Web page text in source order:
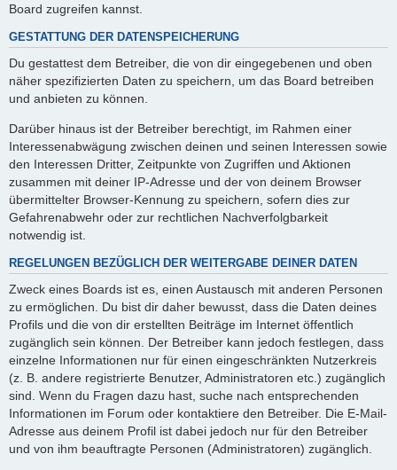
Board zugreifen kannst.
GESTATTUNG DER DATENSPEICHERUNG
Du gestattest dem Betreiber, die von dir eingegebenen und oben
näher spezifizierten Daten zu speichern, um das Board betreiben
und anbieten zu können.
Darüber hinaus ist der Betreiber berechtigt, im Rahmen einer
Interessenabwägung zwischen deinen und seinen Interessen sowie
den Interessen Dritter, Zeitpunkte von Zugriffen und Aktionen
zusammen mit deiner IP-Adresse und der von deinem Browser
übermittelter Browser-Kennung zu speichern, sofern dies zur
Gefahrenabwehr oder zur rechtlichen Nachverfolgbarkeit
notwendig ist.
REGELUNGEN BEZÜGLICH DER WEITERGABE DEINER DATEN
Zweck eines Boards ist es, einen Austausch mit anderen Personen
zu ermöglichen. Du bist dir daher bewusst, dass die Daten deines
Profils und die von dir erstellten Beiträge im Internet öffentlich
zugänglich sein können. Der Betreiber kann jedoch festlegen, dass
einzelne Informationen nur für einen eingeschränkten Nutzerkreis
(z. B. andere registrierte Benutzer, Administratoren etc.) zugänglich
sind. Wenn du Fragen dazu hast, suche nach entsprechenden
Informationen im Forum oder kontaktiere den Betreiber. Die E-Mail-
Adresse aus deinem Profil ist dabei jedoch nur für den Betreiber
und von ihm beauftragte Personen (Administratoren) zugänglich.